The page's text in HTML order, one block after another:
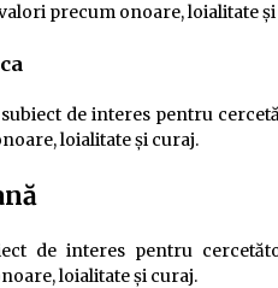
precum onoare, loialitate
de interes pentru
loialitate și curaj.
de interes pentru
loialitate și curaj.